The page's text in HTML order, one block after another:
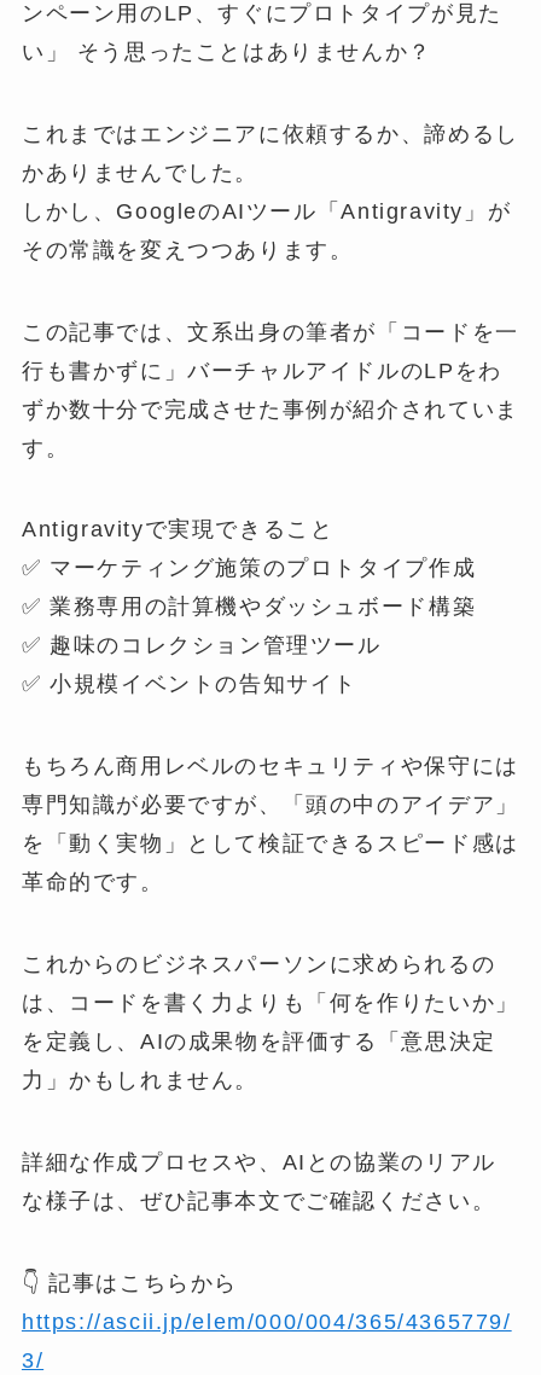
ンペーン用のLP、すぐにプロトタイプが見た
い」 そう思ったことはありませんか？
これまではエンジニアに依頼するか、諦めるし
かありませんでした。
しかし、GoogleのAIツール「Antigravity」が
その常識を変えつつあります。
この記事では、文系出身の筆者が「コードを一
行も書かずに」バーチャルアイドルのLPをわ
ずか数十分で完成させた事例が紹介されていま
す。
Antigravityで実現できること
✅ マーケティング施策のプロトタイプ作成
✅ 業務専用の計算機やダッシュボード構築
✅ 趣味のコレクション管理ツール
✅ 小規模イベントの告知サイト
もちろん商用レベルのセキュリティや保守には
専門知識が必要ですが、「頭の中のアイデア」
を「動く実物」として検証できるスピード感は
革命的です。
これからのビジネスパーソンに求められるの
は、コードを書く力よりも「何を作りたいか」
を定義し、AIの成果物を評価する「意思決定
力」かもしれません。
詳細な作成プロセスや、AIとの協業のリアル
な様子は、ぜひ記事本文でご確認ください。
👇 記事はこちらから
https://ascii.jp/elem/000/004/365/4365779/
3/